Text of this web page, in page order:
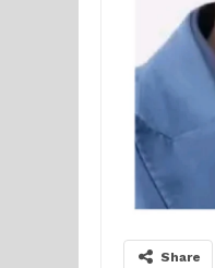
Share